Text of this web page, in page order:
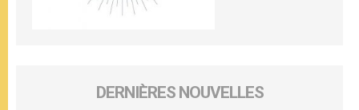
DERNIÈRES NOUVELLES